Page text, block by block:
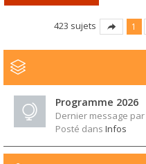
423 sujets 1
Programme 2026
Dernier message par
Posté dans Infos